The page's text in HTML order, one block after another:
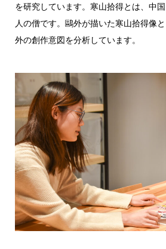
を研究しています。寒山拾得とは、中
人の僧です。鷗外が描いた寒山拾得像
外の創作意図を分析しています。